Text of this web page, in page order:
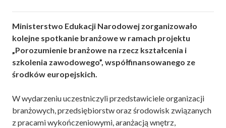
Ministerstwo Edukacji Narodowej zorganizowało
kolejne spotkanie branżowe w ramach projektu
„Porozumienie branżowe na rzecz kształcenia i
szkolenia zawodowego”, współfinansowanego ze
środków europejskich.
W wydarzeniu uczestniczyli przedstawiciele organizacji
branżowych, przedsiębiorstw oraz środowisk związanych
z pracami wykończeniowymi, aranżacją wnętrz,